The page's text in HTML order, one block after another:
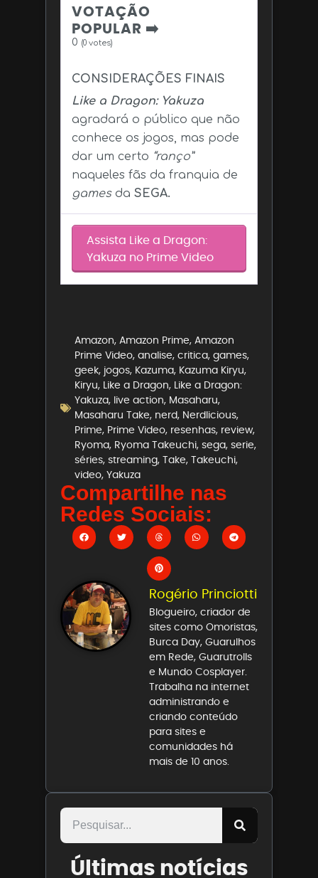
VOTAÇÃO
POPULAR ➡️
0 (0 votes)
CONSIDERAÇÕES FINAIS
Like a Dragon: Yakuza
agradará o público que não
conhece os jogos, mas pode
dar um certo “ranço”
naqueles fãs da franquia de
gamesda SEGA.
Assista Like a Dragon:
Yakuza no Prime Video
Amazon, Amazon Prime, Amazon
Prime Video, analise, critica, games,
geek, jogos, Kazuma, Kazuma Kiryu,
Kiryu, Like a Dragon, Like a Dragon:
Yakuza, live action, Masaharu,
Masaharu Take, nerd, Nerdlicious,
Prime, Prime Video, resenhas, review,
Ryoma, Ryoma Takeuchi, sega, serie,
séries, streaming, Take, Takeuchi,
video, Yakuza
Compartilhe nas
Redes Sociais:
Rogério Princiotti
Blogueiro, criador de
sites como Omoristas,
Burca Day, Guarulhos
em Rede, Guarutrolls
e Mundo Cosplayer.
Trabalha na internet
administrando e
criando conteúdo
para sites e
comunidades há
mais de 10 anos.
Últimas notícias